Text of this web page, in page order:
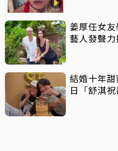
姜厚任女
藝人發聲
結婚十年
日「舒淇祝